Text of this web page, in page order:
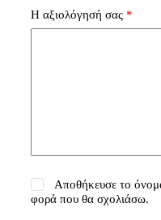
Η αξιολόγησή σας *
Αποθήκευσε το
φορά που θα σχολιάσω.